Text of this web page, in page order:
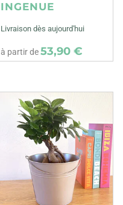
INGENUE
Livraison dès aujourd'hui
à partir de53,90 €